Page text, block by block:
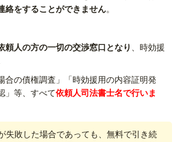
絡をすることができません。
頼人の方の一切の交渉窓口となり 、時効援
合の債権調査」「時効援用の内容証明発
」等、すべて依頼人司法書士名で行いま
失敗した場合であっても、無料で引き続